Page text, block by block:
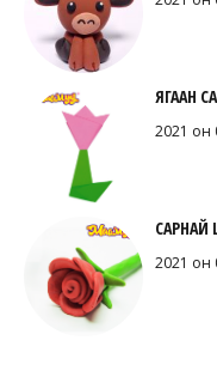
ЯГААН
2021 он
САРНАЙ
2021 он